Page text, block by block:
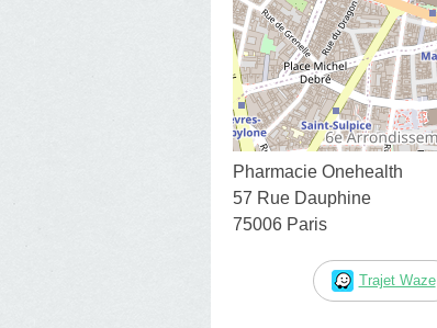
Pharmacie Onehealth
57 Rue Dauphine
75006 Paris
Trajet Waze